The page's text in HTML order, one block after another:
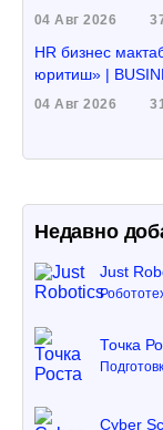
04 Авг 2026
HR бизнес
юритиш» |
04 Авг 2026
Недавно
Just
Точка
Cyber